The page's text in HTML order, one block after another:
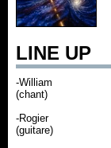
LINE UP
-William
(chant)
-Rogier
(guitare)